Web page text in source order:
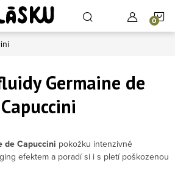
Germaine de
Capuccini
de Capuccini pokožku intenzivně
efektem a poradí si i s pletí poškozenou